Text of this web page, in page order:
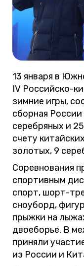
13 января в
IV Российско-
зимние игры,
сборная
серебряных и
счету
золотых, 9
Соревнования
спортивным
спорт, шорт-
сноуборд,
прыжки на
двоеборье. В
приняли
из России и